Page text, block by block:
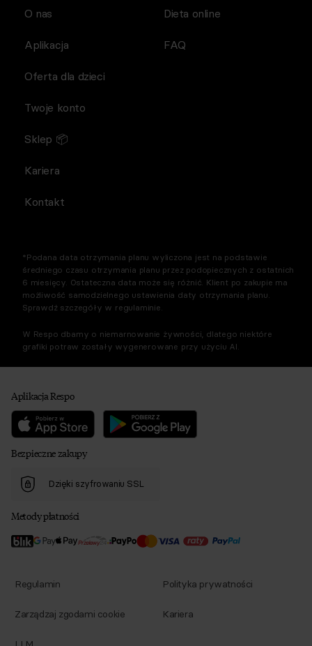
O nas
Aplikacja
Dieta online
FAQ
Oferta dla dzieci
Twoje konto
Sklep 📦
Kariera
Kontakt
*Podana data otrzymania planu wyliczona jest na podstawie
średniego czasu otrzymania planu przez podopiecznych z ostatnich
6 miesięcy. Ostateczna data może się różnić. Klient po zakupie ma
możliwość samodzielnego ustawienia daty otrzymania planu.
Sprawdź szczegóły w regulaminie.
W Respo dbamy o niemarnowanie żywności, dlatego niektóre
grafiki potraw zostały wygenerowane przy użyciu AI.
Aplikacja Respo
Bezpieczne zakupy
Dzięki szyfrowaniu SSL
Metody płatności
Regulamin Polityka prywatności
Zarządzaj zgodami cookie Kariera